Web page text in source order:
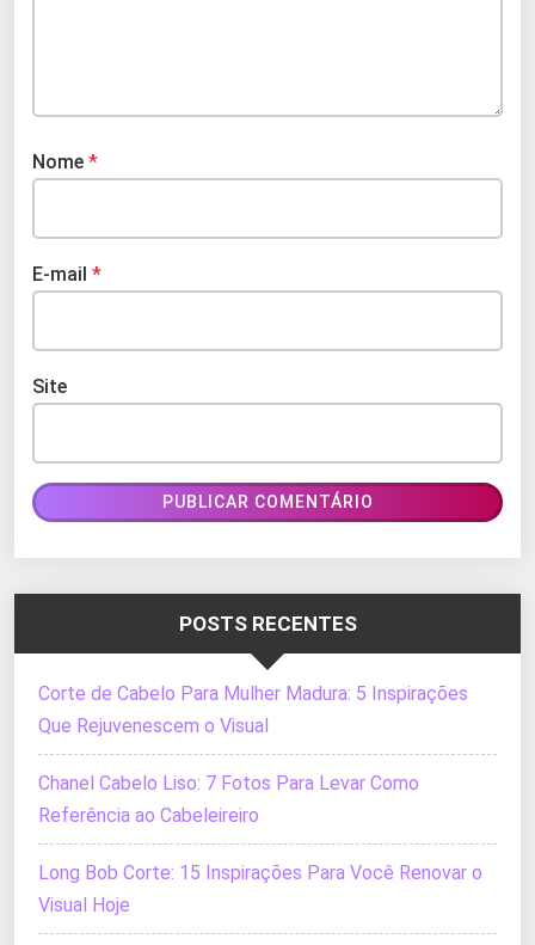
Nome *
E-mail *
Site
POSTS RECENTES
Corte de Cabelo Para Mulher Madura: 5 Inspirações
Que Rejuvenescem o Visual
Chanel Cabelo Liso: 7 Fotos Para Levar Como
Referência ao Cabeleireiro
Long Bob Corte: 15 Inspirações Para Você Renovar o
Visual Hoje